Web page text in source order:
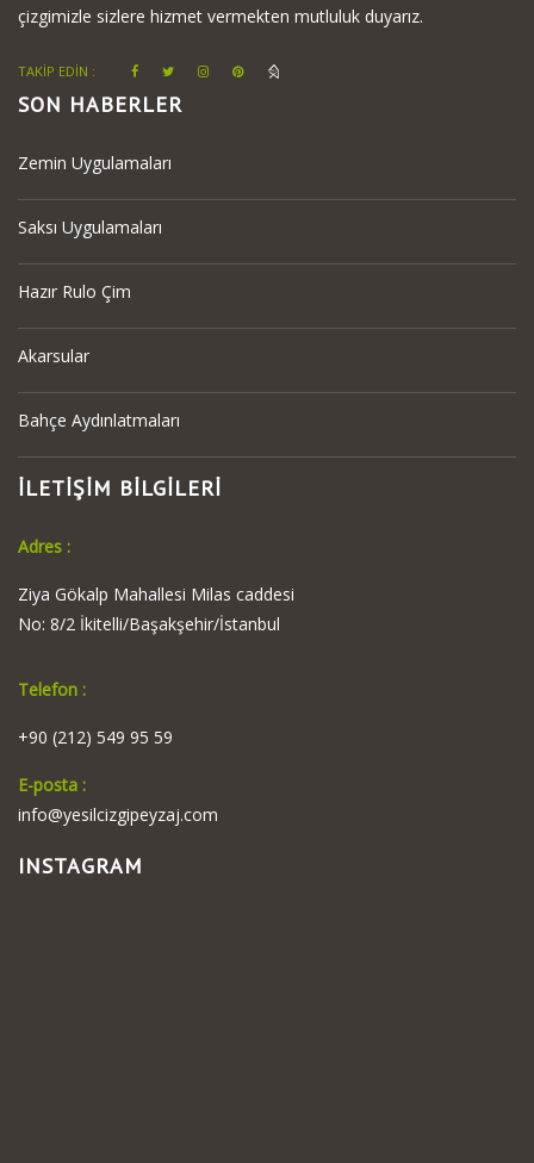
çizgimizle sizlere hizmet vermekten mutluluk duyarız.
TAKİP EDİN :
SON HABERLER
Zemin Uygulamaları
Saksı Uygulamaları
Hazır Rulo Çim
Akarsular
Bahçe Aydınlatmaları
İLETİŞİM BİLGİLERİ
Adres :
Ziya Gökalp Mahallesi Milas caddesi
No: 8/2 İkitelli/Başakşehir/İstanbul
Telefon :
+90 (212) 549 95 59
E-posta :
info@yesilcizgipeyzaj.com
INSTAGRAM